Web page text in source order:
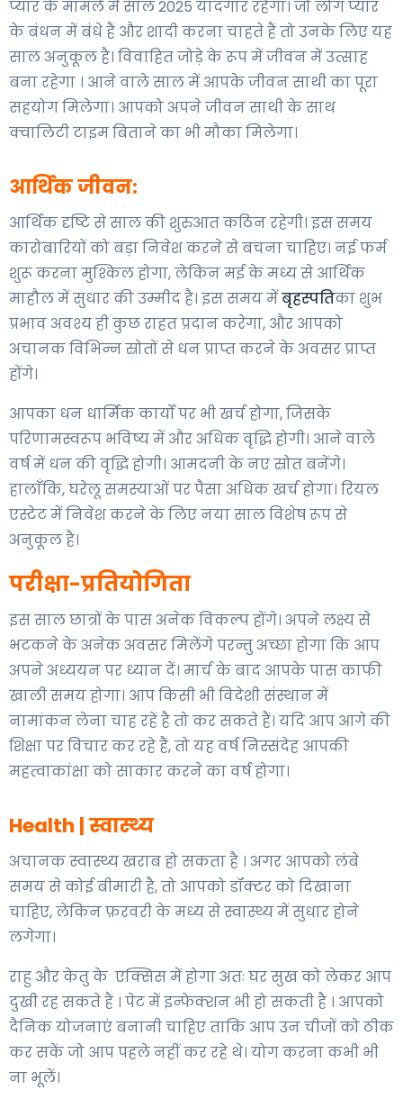
प्यार के मामले में साल 2025 यादगार रहेगा। जो लोग प्यार
के बंधन में बंधे हैं और शादी करना चाहते हैं तो उनके लिए यह
साल अनुकूल है। विवाहित जोड़े के रूप में जीवन में उत्साह
बना रहेगा । आने वाले साल में आपके जीवन साथी का पूरा
सहयोग मिलेगा। आपको अपने जीवन साथी के साथ
क्वालिटी टाइम बिताने का भी मौका मिलेगा।
आर्थिक जीवन:
आर्थिक दृष्टि से साल की शुरुआत कठिन रहेगी। इस समय
कारोबारियों को बड़ा निवेश करने से बचना चाहिए। नई फर्म
शुरू करना मुश्किल होगा, लेकिन मई के मध्य से आर्थिक
माहौल में सुधार की उम्मीद है। इस समय मेंबृहस्पतिका शुभ
प्रभाव अवश्य ही कुछ राहत प्रदान करेगा, और आपको
अचानक विभिन्न स्रोतों से धन प्राप्त करने के अवसर प्राप्त
होंगे।
आपका धन धार्मिक कार्यों पर भी खर्च होगा, जिसके
परिणामस्वरूप भविष्य में और अधिक वृद्धि होगी। आने वाले
वर्ष में धन की वृद्धि होगी। आमदनी के नए स्रोत बनेंगे।
हालाँकि, घरेलू समस्याओं पर पैसा अधिक खर्च होगा। रियल
एस्टेट में निवेश करने के लिए नया साल विशेष रूप से
अनुकूल है।
परीक्षा-प्रतियोगिता
इस साल छात्रों के पास अनेक विकल्प होंगे। अपने लक्ष्य से
भटकने के अनेक अवसर मिलेंगे परन्तु अच्छा होगा कि आप
अपने अध्ययन पर ध्यान दें। मार्च के बाद आपके पास काफी
खाली समय होगा। आप किसी भी विदेशी संस्थान में
नामांकन लेना चाह रहें है तो कर सकते हैं। यदि आप आगे की
शिक्षा पर विचार कर रहे हैं, तो यह वर्ष निस्संदेह आपकी
महत्वाकांक्षा को साकार करने का वर्ष होगा।
Health | स्वास्थ्य
अचानक स्वास्थ्य खराब हो सकता है । अगर आपको लंबे
समय से कोई बीमारी है, तो आपको डॉक्टर को दिखाना
चाहिए, लेकिन फ़रवरी के मध्य से स्वास्थ्य में सुधार होने
लगेगा।
राहु और केतु के एक्सिस में होगा अतः घर सुख को लेकर आप
दुखी रह सकते हैं । पेट में इन्फेक्शन भी हो सकती है । आपको
दैनिक योजनाएं बनानी चाहिए ताकि आप उन चीजों को ठीक
कर सकें जो आप पहले नहीं कर रहे थे। योग करना कभी भी
ना भूलें।